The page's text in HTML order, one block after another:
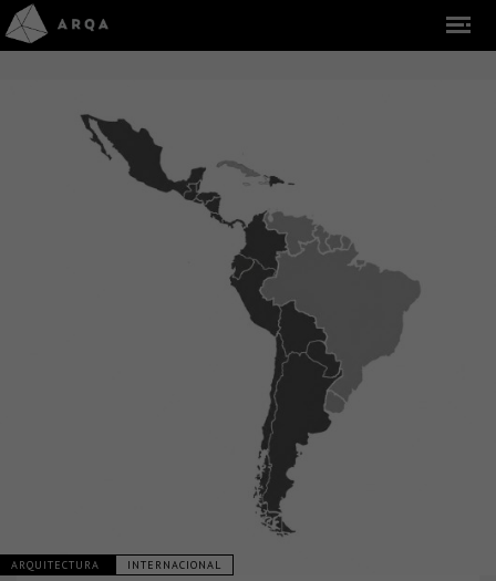
ARQUITECTURA INTERNACIONAL